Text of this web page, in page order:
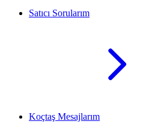
Satıcı Sorularım
Koçtaş Mesajlarım